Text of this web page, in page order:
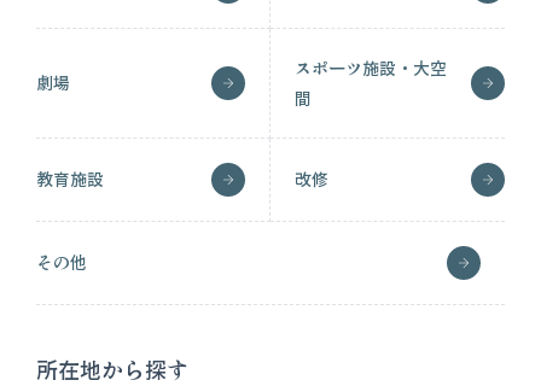
劇場
スポーツ施設・大空
間
教育施設 改修
その他
所在地から探す